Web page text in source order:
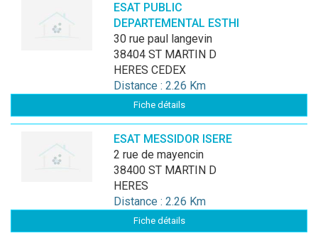
ESAT PUBLIC
DEPARTEMENTAL ESTHI
30 rue paul langevin
38404 ST MARTIN D
HERES CEDEX
Distance : 2.26 Km
Fiche détails
ESAT MESSIDOR ISERE
2 rue de mayencin
38400 ST MARTIN D
HERES
Distance : 2.26 Km
Fiche détails